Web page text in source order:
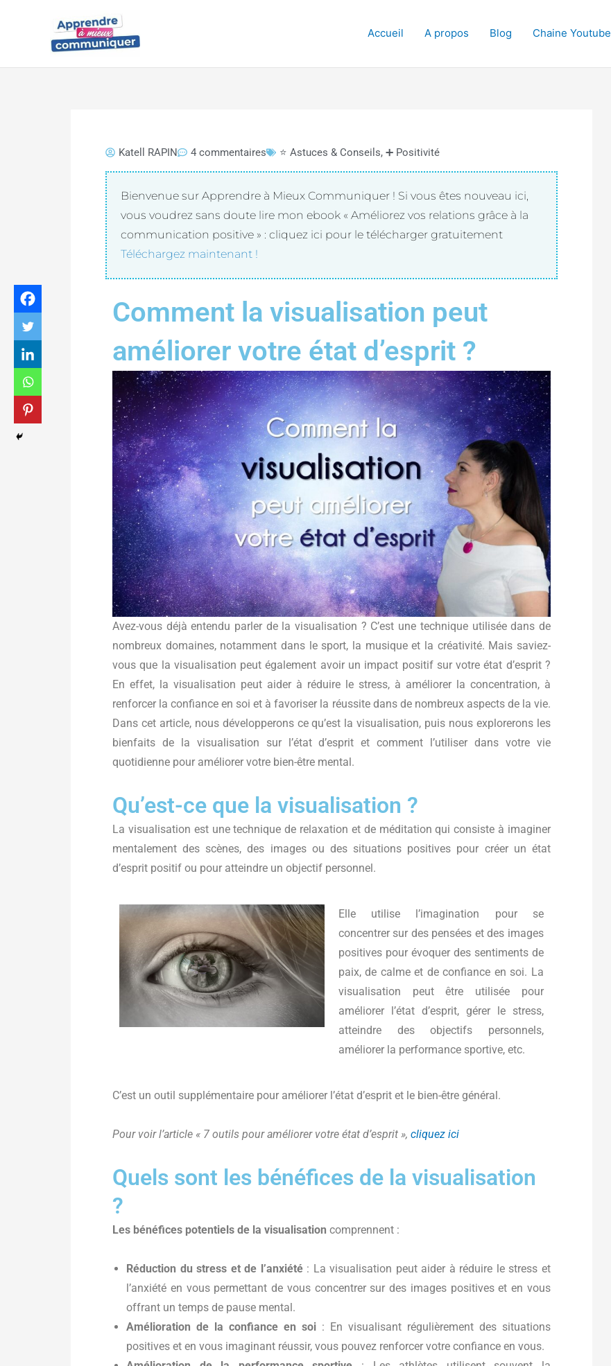
Accueil A propos Blog Chaine Youtube
Katell RAPIN 4 commentaires ⭐ Astuces & Conseils, ➕ Positivité
Bienvenue sur Apprendre à Mieux Communiquer ! Si vous êtes nouveau ici,
vous voudrez sans doute lire mon ebook « Améliorez vos relations grâce à la
communication positive » : cliquez ici pour le télécharger gratuitement
Téléchargez maintenant !
Comment la visualisation peut
améliorer votre état d’esprit ?
Avez-vous déjà entendu parler de la visualisation ? C’est une technique utilisée dans de
nombreux domaines, notamment dans le sport, la musique et la créativité. Mais saviez-
vous que la visualisation peut également avoir un impact positif sur votre état d’esprit ?
En effet, la visualisation peut aider à réduire le stress, à améliorer la concentration, à
renforcer la confiance en soi et à favoriser la réussite dans de nombreux aspects de la vie.
Dans cet article, nous développerons ce qu’est la visualisation, puis nous explorerons les
bienfaits de la visualisation sur l’état d’esprit et comment l’utiliser dans votre vie
quotidienne pour améliorer votre bien-être mental.
Qu’est-ce que la visualisation ?
La visualisation est une technique de relaxation et de méditation qui consiste à imaginer
mentalement des scènes, des images ou des situations positives pour créer un état
d’esprit positif ou pour atteindre un objectif personnel.
Elle utilise l’imagination pour se
concentrer sur des pensées et des images
positives pour évoquer des sentiments de
paix, de calme et de confiance en soi. La
visualisation peut être utilisée pour
améliorer l’état d’esprit, gérer le stress,
atteindre des objectifs personnels,
améliorer la performance sportive, etc.
C’est un outil supplémentaire pour améliorer l’état d’esprit et le bien-être général.
Pour voir l’article « 7 outils pour améliorer votre état d’esprit », cliquez ici
Quels sont les bénéfices de la visualisation
?
Les bénéfices potentiels de la visualisation comprennent :
Réduction du stress et de l’anxiété: La visualisation peut aider à réduire le stress et
l’anxiété en vous permettant de vous concentrer sur des images positives et en vous
offrant un temps de pause mental.
Amélioration de la confiance en soi: En visualisant régulièrement des situations
positives et en vous imaginant réussir, vous pouvez renforcer votre confiance en vous.
EBOOK GRATUIT
Améliorer vos relations grâce à la
communication positive